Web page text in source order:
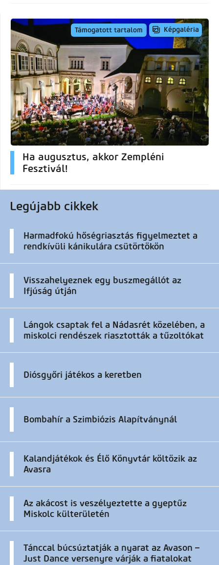
Támogatott tartalom Képgaléria
Ha augusztus, akkor Zempléni
Fesztivál!
Legújabb cikkek
Harmadfokú hőségriasztás figyelmeztet a
rendkívüli kánikulára csütörtökön
Visszahelyeznek egy buszmegállót az
Ifjúság útján
Lángok csaptak fel a Nádasrét közelében, a
miskolci rendészek riasztották a tűzoltókat
Diósgyőri játékos a keretben
Bombahír a Szimbiózis Alapítványnál
Kalandjátékok és Élő Könyvtár költözik az
Avasra
Az akácost is veszélyeztette a gyeptűz
Miskolc külterületén
Tánccal búcsúztatják a nyarat az Avason –
Just Dance versenyre várják a fiatalokat